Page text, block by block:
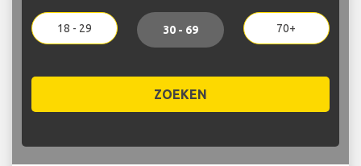
18 - 29 30 - 69 70+
ZOEKEN